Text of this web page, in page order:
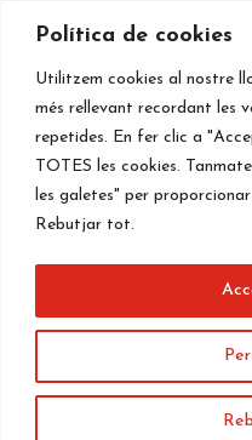
Política de cookies
Utilitzem cookies al nostre
més rellevant recordant les
repetides. En fer clic a
TOTES les cookies.
les galetes" per
Rebutjar tot.
Copyright © 2023